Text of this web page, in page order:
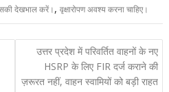
देखभाल करें।,वृक्षारोपण अवश्य करना चाहिए।
उत्तर प्रदेश में परिवर्तित वाहनों के नए
HSRP के लिए FIR दर्ज कराने की
ज़रूरत नहीं, वाहन स्वामियों को बड़ी राहत